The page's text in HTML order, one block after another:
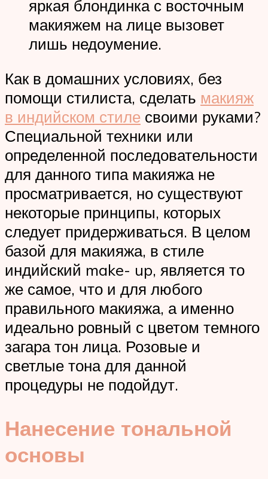
яркая блондинка с восточным
макияжем на лице вызовет
лишь недоумение.
Как в домашних условиях, без
помощи стилиста, сделать макияж
в индийском стиле своими руками?
Специальной техники или
определенной последовательности
для данного типа макияжа не
просматривается, но существуют
некоторые принципы, которых
следует придерживаться. В целом
базой для макияжа, в стиле
индийский make- up, является то
же самое, что и для любого
правильного макияжа, а именно
идеально ровный с цветом темного
загара тон лица. Розовые и
светлые тона для данной
процедуры не подойдут.
Нанесение тональной
основы